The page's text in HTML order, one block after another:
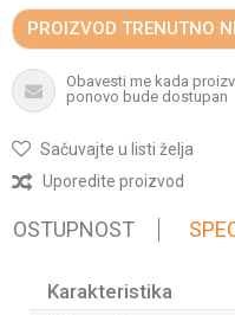
PROIZVOD TRENUTNO
Obavesti me kada
ponovo bude dostupan
Sačuvajte u listi želja
Uporedite proizvod
Karakteristika